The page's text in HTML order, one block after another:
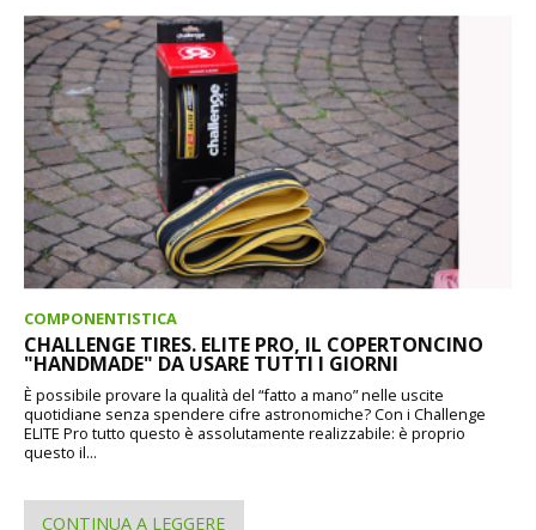
COMPONENTISTICA
CHALLENGE TIRES. ELITE PRO, IL COPERTONCINO
"HANDMADE" DA USARE TUTTI I GIORNI
È possibile provare la qualità del “fatto a mano” nelle uscite
quotidiane senza spendere cifre astronomiche? Con i Challenge
ELITE Pro tutto questo è assolutamente realizzabile: è proprio
questo il...
CONTINUA A LEGGERE